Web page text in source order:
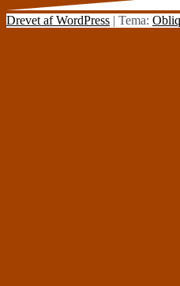
Drevet af WordPress | Tema: